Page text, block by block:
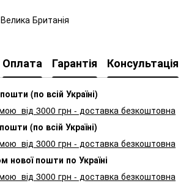
Велика Британія
Оплата Гарантія Консультація
(по всій Україні)
від 3000 грн - доставка безкоштовна
(по всій Україні)
від 3000 грн - доставка безкоштовна
нової пошти по Україні
від 3000 грн - доставка безкоштовна